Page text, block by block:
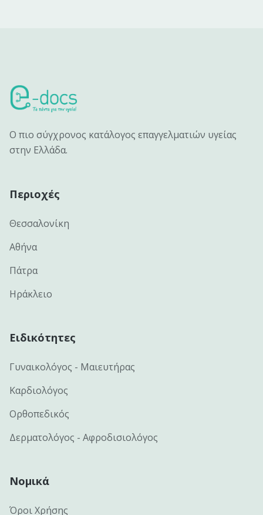
Ο πιο σύγχρονος κατάλογος επαγγελματιών υγείας
στην Ελλάδα.
Περιοχές
Θεσσαλονίκη
Αθήνα
Πάτρα
Ηράκλειο
Ειδικότητες
Γυναικολόγος - Μαιευτήρας
Καρδιολόγος
Ορθοπεδικός
Δερματολόγος - Αφροδισιολόγος
Νομικά
Όροι Χρήσης